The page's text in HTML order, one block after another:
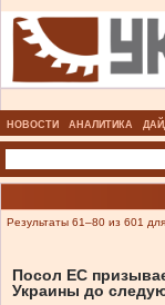
НОВОСТИ АНАЛИТИКА
Результаты 61–80 из 601
Посол ЕС
Украины до